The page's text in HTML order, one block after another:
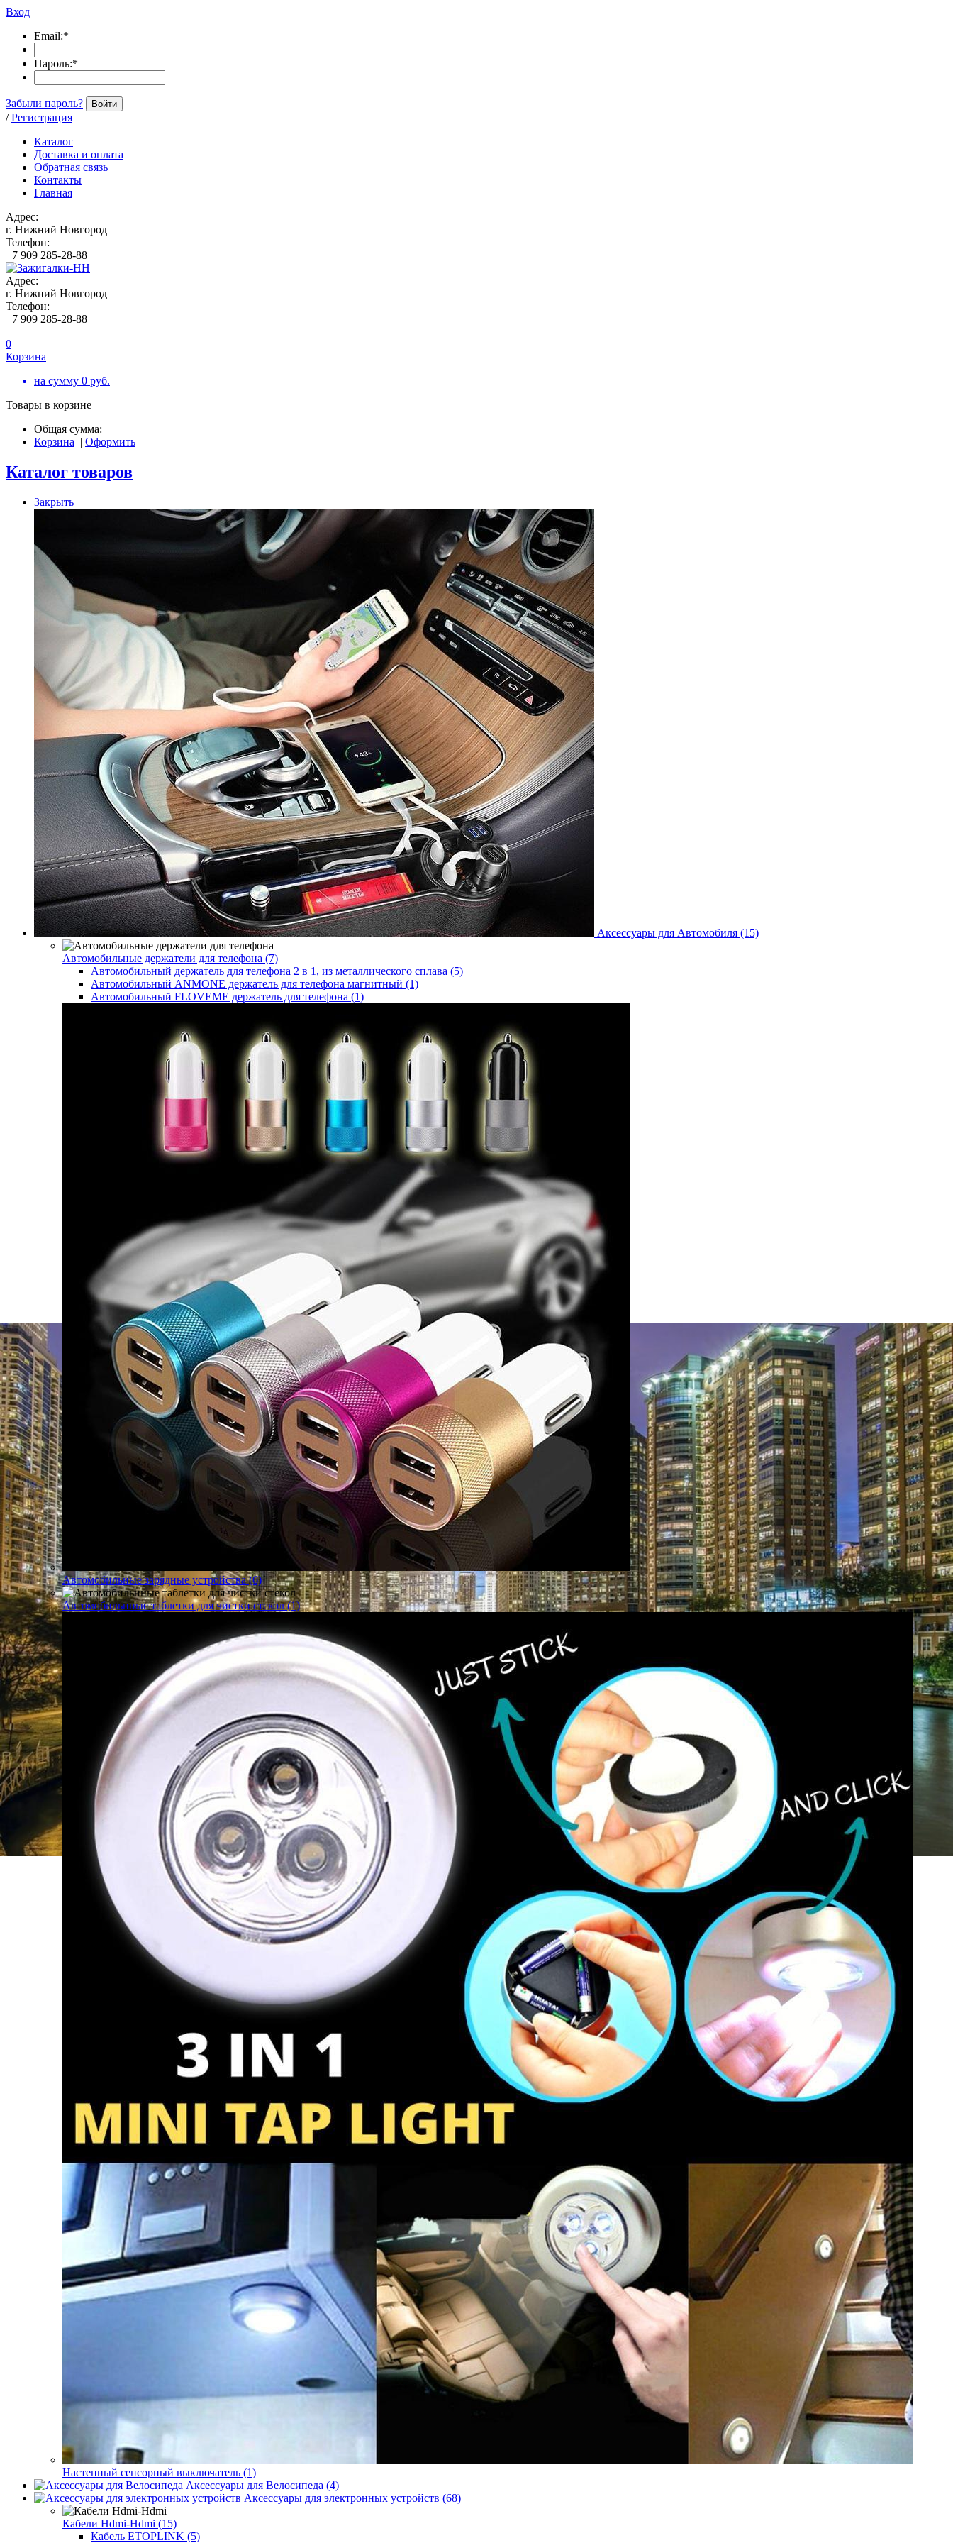
Вход
Email:*
Пароль:*
Забыли пароль? Войти
/ Регистрация
Каталог
Доставка и оплата
Обратная связь
Контакты
Главная
Адрес:
г. Нижний Новгород
Телефон:
+7 909 285-28-88
Адрес:
г. Нижний Новгород
Телефон:
+7 909 285-28-88
0
Корзина
на сумму 0 руб.
Товары в корзине
Общая сумма:
Корзина | Оформить
Каталог товаров
Закрыть
Аксессуары для Автомобиля (15)
Автомобильные держатели для телефона (7)
Автомобильный держатель для телефона 2 в 1, из металлического сплава (5)
Автомобильный ANMONE держатель для телефона магнитный (1)
Автомобильный FLOVEME держатель для телефона (1)
Автомобильные зарядные устройства (6)
Автомобильнные таблетки для чистки стекол (1)
Настенный сенсорный выключатель (1)
Аксессуары для Велосипеда (4)
Аксессуары для электронных устройств (68)
Кабели Hdmi-Hdmi (15)
Кабель ETOPLINK (5)